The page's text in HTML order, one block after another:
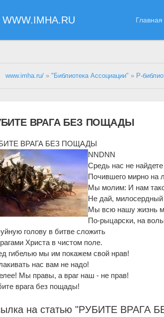
WWW.IMHA.RU Главная
www.imha.ru/ »"Библиотека Ассоциации" » Р-
ВРАГА БЕЗ ПОЩАДЫ
ВРАГА БЕЗ ПОЩАДЫ
NNDNN
Средь нас не
Почившего мирно на
Мы молим: И нам
Не дай,
Мы всю нашу жизнь
По-рыцарски, на
голову в битве сложить
Христа в чистом поле.
гибелью мы им покажем свой нрав!
нас вам не надо!
Мы правы, а враг наш - не прав!
врага без пощады!
на статью "РУБИТЕ ВРАГА